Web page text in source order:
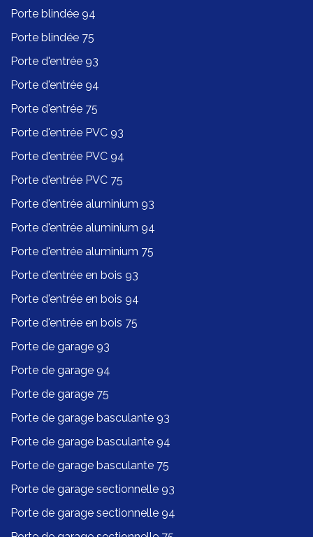
Porte blindée 94
Porte blindée 75
Porte d'entrée 93
Porte d'entrée 94
Porte d'entrée 75
Porte d'entrée PVC 93
Porte d'entrée PVC 94
Porte d'entrée PVC 75
Porte d'entrée aluminium 93
Porte d'entrée aluminium 94
Porte d'entrée aluminium 75
Porte d'entrée en bois 93
Porte d'entrée en bois 94
Porte d'entrée en bois 75
Porte de garage 93
Porte de garage 94
Porte de garage 75
Porte de garage basculante 93
Porte de garage basculante 94
Porte de garage basculante 75
Porte de garage sectionnelle 93
Porte de garage sectionnelle 94